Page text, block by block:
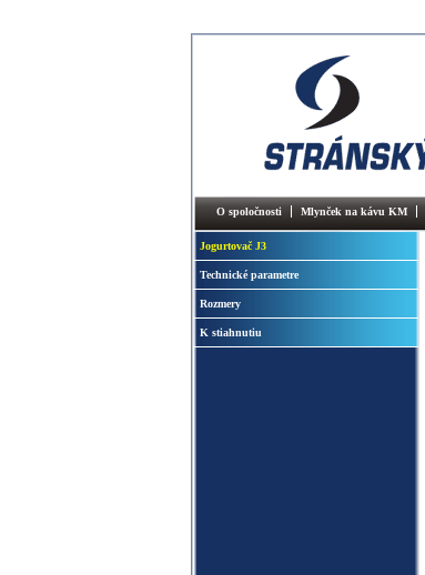
O spoločnosti Mlynček na kávu KM
Jogurtovač J3
Technické parametre
Rozmery
K stiahnutiu